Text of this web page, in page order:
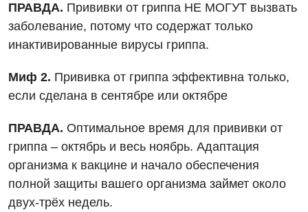
Рентгенография
Эндоскопическое отделение
Акушерство и гинекология
Аллергология, иммунология
Андрология
Отделение кардиососудистой патологии и неврологии
Педиатрическое отделение
Скорая медицинская помощь
Терапевтическое отделение
Травматологическое отделение
Урологическое отделение
Национальный скрининг здоровья 40+
ПРАВДА. Прививки от гриппа НЕ МОГУТ вызвать
заболевание, потому что содержат только
инактивированные вирусы гриппа.
Миф 2. Прививка от гриппа эффективна только,
если сделана в сентябре или октябре
ПРАВДА. Оптимальное время для прививки от
гриппа – октябрь и весь ноябрь. Адаптация
организма к вакцине и начало обеспечения
полной защиты вашего организма займет около
двух-трёх недель.